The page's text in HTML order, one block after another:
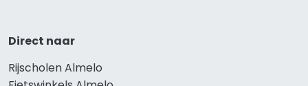
Direct naar
Rijscholen Almelo